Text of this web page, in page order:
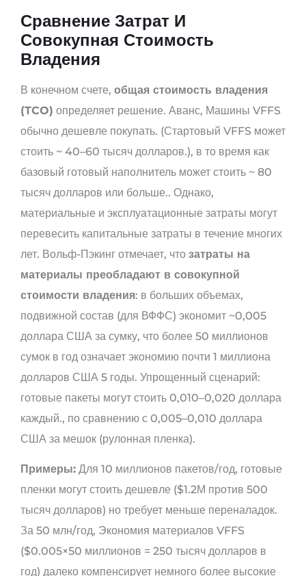
Сравнение Затрат И
Совокупная Стоимость
Владения
В конечном счете, общая стоимость владения
(TCO) определяет решение. Аванс, Машины VFFS
обычно дешевле покупать. (Стартовый VFFS может
стоить ~ 40–60 тысяч долларов.), в то время как
базовый готовый наполнитель может стоить ~ 80
тысяч долларов или больше.. Однако,
материальные и эксплуатационные затраты могут
перевесить капитальные затраты в течение многих
лет. Вольф-Пэкинг отмечает, что затраты на
материалы преобладают в совокупной
стоимости владения: в больших объемах,
подвижной состав (для ВФФС) экономит ~0,005
доллара США за сумку, что более 50 миллионов
сумок в год означает экономию почти 1 миллиона
долларов США 5 годы. Упрощенный сценарий:
готовые пакеты могут стоить 0,010–0,020 доллара
каждый., по сравнению с 0,005–0,010 доллара
США за мешок (рулонная пленка).
Примеры: Для 10 миллионов пакетов/год, готовые
пленки могут стоить дешевле ($1.2М против 500
тысяч долларов) но требует меньше переналадок.
За 50 млн/год, Экономия материалов VFFS
($0.005×50 миллионов = 250 тысяч долларов в
год) далеко компенсирует немного более высокие